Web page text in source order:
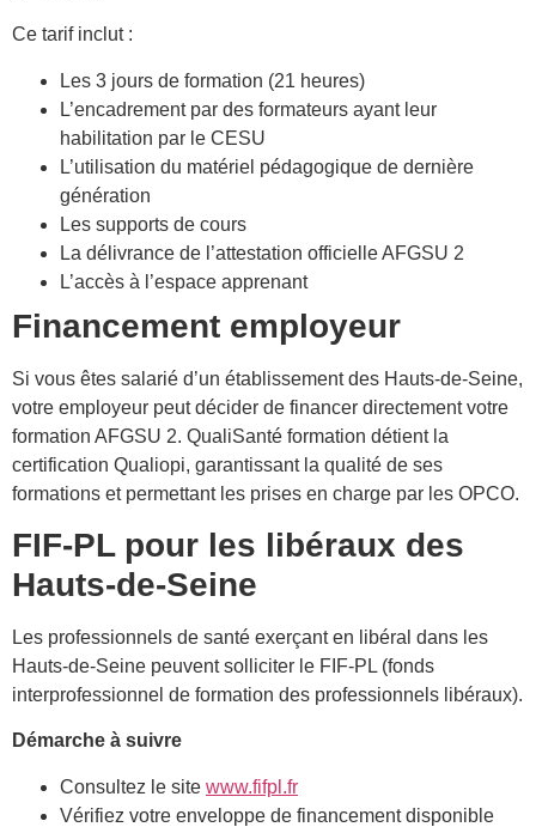
Ce tarif inclut :
Les 3 jours de formation (21 heures)
L’encadrement par des formateurs ayant leur
habilitation par le CESU
L’utilisation du matériel pédagogique de dernière
génération
Les supports de cours
La délivrance de l’attestation officielle AFGSU 2
L’accès à l’espace apprenant
Financement employeur
Si vous êtes salarié d’un établissement des Hauts-de-Seine,
votre employeur peut décider de financer directement votre
formation AFGSU 2. QualiSanté formation détient la
certification Qualiopi, garantissant la qualité de ses
formations et permettant les prises en charge par les OPCO.
FIF-PL pour les libéraux des
Hauts-de-Seine
Les professionnels de santé exerçant en libéral dans les
Hauts-de-Seine peuvent solliciter le FIF-PL (fonds
interprofessionnel de formation des professionnels libéraux).
Démarche à suivre
Consultez le site www.fifpl.fr
Vérifiez votre enveloppe de financement disponible